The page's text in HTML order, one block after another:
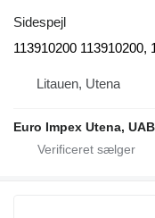
Sidespejl
113910200 113910200,
Litauen, Utena
Euro Impex Utena, UAB